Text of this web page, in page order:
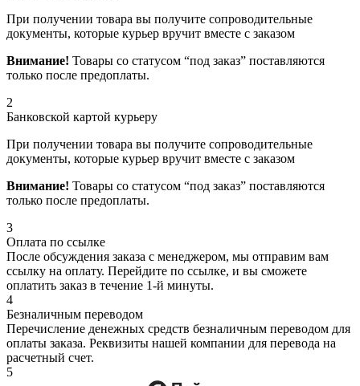
При получении товара вы получите сопроводительные
документы, которые курьер вручит вместе с заказом
Внимание! Товары со статусом “под заказ” поставляются
только после предоплаты.
2
Банковской картой курьеру
При получении товара вы получите сопроводительные
документы, которые курьер вручит вместе с заказом
Внимание! Товары со статусом “под заказ” поставляются
только после предоплаты.
3
Оплата по ссылке
После обсуждения заказа с менеджером, мы отправим вам
ссылку на оплату. Перейдите по ссылке, и вы сможете
оплатить заказ в течение 1-й минуты.
4
Безналичным переводом
Перечисление денежных средств безналичным переводом для
оплаты заказа. Реквизиты нашей компании для перевода на
расчетный счет.
5